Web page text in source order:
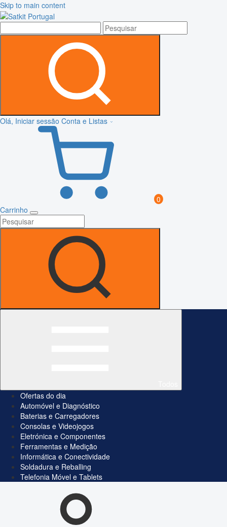
Skip to main content
Olá, Iniciar sessão Conta e Listas
0
Carrinho
Ofertas do dia
Automóvel e Diagnóstico
Baterias e Carregadores
Consolas e Videojogos
Eletrónica e Componentes
Ferramentas e Medição
Informática e Conectividade
Soldadura e Reballing
Telefonia Móvel e Tablets